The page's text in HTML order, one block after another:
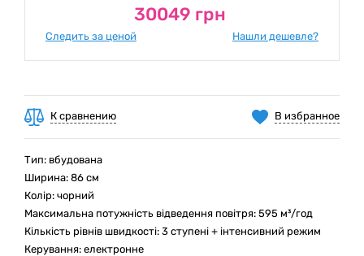
30049 грн
Следить за ценой Нашли дешевле?
В избранное
К сравнению
Тип: вбудована
Ширина: 86 см
Колір: чорний
Максимальна потужність відведення повітря: 595 м³/год
Кількість рівнів швидкості: 3 ступені + інтенсивний режим
Керування: електронне